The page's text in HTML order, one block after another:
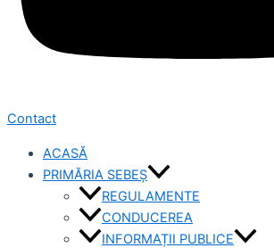
Contact
ACASĂ
PRIMĂRIA SEBEȘ
REGULAMENTE
CONDUCEREA
INFORMAȚII PUBLICE